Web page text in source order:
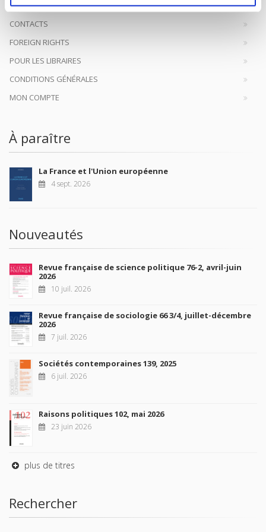
CONTACTS
FOREIGN RIGHTS
POUR LES LIBRAIRES
CONDITIONS GÉNÉRALES
MON COMPTE
À paraître
La France et l'Union européenne
4 sept. 2026
Nouveautés
Revue française de science politique 76-2, avril-juin
2026
10 juil. 2026
Revue française de sociologie 66 3/4, juillet-décembre
2026
7 juil. 2026
Sociétés contemporaines 139, 2025
6 juil. 2026
Raisons politiques 102, mai 2026
23 juin 2026
plus de titres
Rechercher